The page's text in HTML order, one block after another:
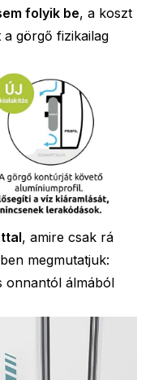
folyik be, a koszt
görgő fizikailag
, amire csak rá
megmutatjuk:
onnantól álmából